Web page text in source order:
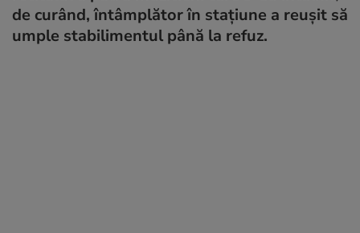
de curând, întâmplător în staţiune a reuşit să
umple stabilimentul până la refuz.